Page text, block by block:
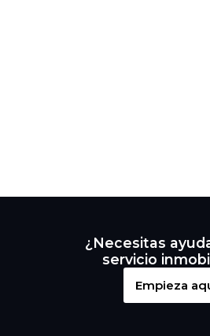
¿Necesitas
servicio
Empieza